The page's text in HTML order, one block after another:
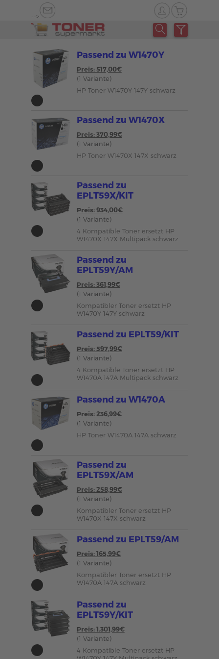
-->
Passend zu W1470Y
Preis: 517,00€
(1 Variante)
HP Toner W1470Y 147Y schwarz
Passend zu W1470X
Preis: 370,99€
(1 Variante)
HP Toner W1470X 147X schwarz
Passend zu
EPLT59X/KIT
Preis: 934,00€
(1 Variante)
4 Kompatible Toner ersetzt HP
W1470X 147X Multipack schwarz
Passend zu
EPLT59Y/AM
Preis: 361,99€
(1 Variante)
Kompatibler Toner ersetzt HP
W1470Y 147Y schwarz
Passend zu EPLT59/KIT
Preis: 597,99€
(1 Variante)
4 Kompatible Toner ersetzt HP
W1470A 147A Multipack schwarz
Passend zu W1470A
Preis: 236,99€
(1 Variante)
HP Toner W1470A 147A schwarz
Passend zu
EPLT59X/AM
Preis: 258,99€
(1 Variante)
Kompatibler Toner ersetzt HP
W1470X 147X schwarz
Passend zu EPLT59/AM
Preis: 165,99€
(1 Variante)
Kompatibler Toner ersetzt HP
W1470A 147A schwarz
Passend zu
EPLT59Y/KIT
Preis: 1.301,99€
(1 Variante)
4 Kompatible Toner ersetzt HP